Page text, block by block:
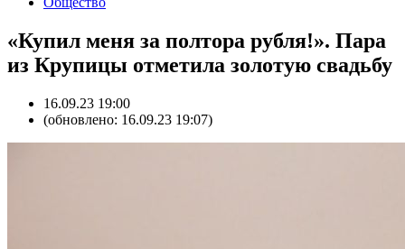
«Купил меня за полтора рубля!». Пара
из Крупицы отметила золотую свадьбу
16.09.23 19:00
(обновлено: 16.09.23 19:07)